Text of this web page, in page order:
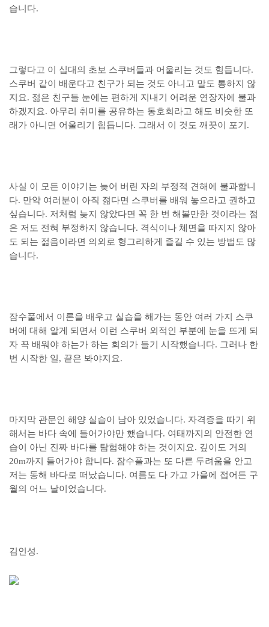
습니다.
그렇다고 이 십대의 초보 스쿠버들과 어울리는 것도 힘듭니다.
스쿠버 같이 배운다고 친구가 되는 것도 아니고 말도 통하지 않
지요. 젊은 친구들 눈에는 편하게 지내기 어려운 연장자에 불과
하겠지요. 아무리 취미를 공유하는 동호회라고 해도 비슷한 또
래가 아니면 어울리기 힘듭니다. 그래서 이 것도 깨끗이 포기.
사실 이 모든 이야기는 늦어 버린 자의 부정적 견해에 불과합니
다. 만약 여러분이 아직 젊다면 스쿠버를 배워 놓으라고 권하고
싶습니다. 저처럼 늦지 않았다면 꼭 한 번 해볼만한 것이라는 점
은 저도 전혀 부정하지 않습니다. 격식이나 체면을 따지지 않아
도 되는 젊음이라면 의외로 헝그리하게 즐길 수 있는 방법도 많
습니다.
잠수풀에서 이론을 배우고 실습을 해가는 동안 여러 가지 스쿠
버에 대해 알게 되면서 이런 스쿠버 외적인 부분에 눈을 뜨게 되
자 꼭 배워야 하는가 하는 회의가 들기 시작했습니다. 그러나 한
번 시작한 일, 끝은 봐야지요.
마지막 관문인 해양 실습이 남아 있었습니다. 자격증을 따기 위
해서는 바다 속에 들어가야만 했습니다. 여태까지의 안전한 연
습이 아닌 진짜 바다를 탐험해야 하는 것이지요. 깊이도 거의
20m까지 들어가야 합니다. 잠수풀과는 또 다른 두려움을 안고
저는 동해 바다로 떠났습니다. 여름도 다 가고 가을에 접어든 구
월의 어느 날이었습니다.
김인성.